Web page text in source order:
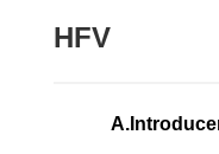
HFV
A.